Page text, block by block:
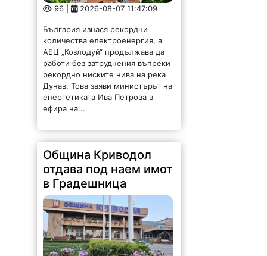
96 | 2026-08-07 11:47:09
България изнася рекордни
количества електроенергия, а
АЕЦ „Козлодуй“ продължава да
работи без затруднения въпреки
рекордно ниските нива на река
Дунав. Това заяви министърът на
енергетиката Ива Петрова в
ефира на...
Община Криводол
отдава под наем имот
в Градешница